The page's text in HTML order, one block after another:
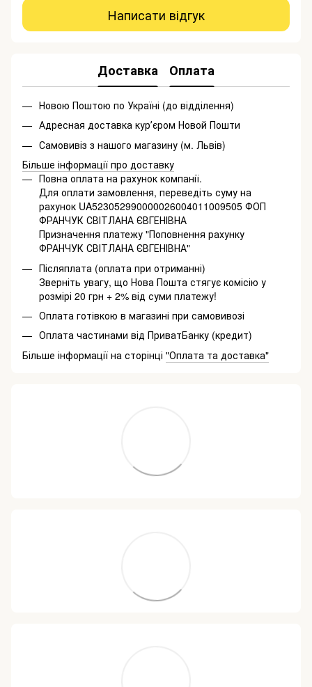
Написати відгук
Доставка Оплата
Новою Поштою по Україні (до відділення)
Адресная доставка курʼєром Новой Пошти
Самовивіз з нашого магазину (м. Львів)
Більше інформації про доставку
Повна оплата на рахунок компанії.
Для оплати замовлення, переведіть суму на
рахунок UA523052990000026004011009505 ФОП
ФРАНЧУК СВІТЛАНА ЄВГЕНІВНА
Призначення платежу "Поповнення рахунку
ФРАНЧУК СВІТЛАНА ЄВГЕНІВНА"
Післяплата (оплата при отриманні)
Зверніть увагу, що Нова Пошта стягує комісію у
розмірі 20 грн + 2% від суми платежу!
Оплата готівкою в магазині при самовивозі
Оплата частинами від ПриватБанку (кредит)
Більше інформації на сторінці "Оплата та доставка"